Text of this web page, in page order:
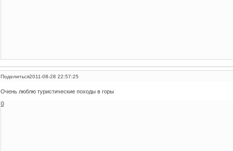
Поделиться2011-08-28 22:57:25
Очень люблю туристические походы в горы
0